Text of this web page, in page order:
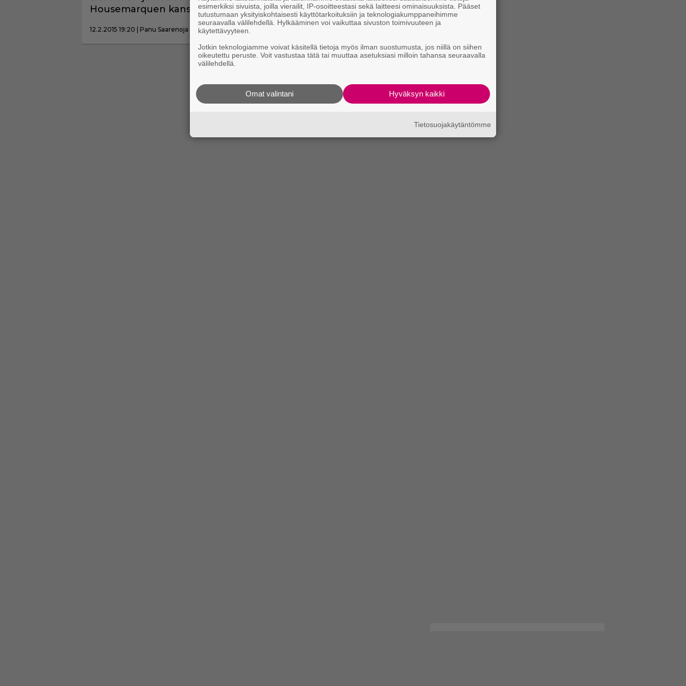
Housemarquen kanssa.
12.2.2015 19:20 | Panu Saarenoja
esimerkiksi sivuista, joilla vierailit, IP-osoitteestasi sekä laitteesi ominaisuuksista. Pääset
tutustumaan yksityiskohtaisesti käyttötarkoituksiin ja teknologiakumppaneihimme
seuraavalla välilehdellä. Hylkääminen voi vaikuttaa sivuston toimivuuteen ja
käytettävyyteen.
Jotkin teknologiamme voivat käsitellä tietoja myös ilman suostumusta, jos niillä on siihen
oikeutettu peruste. Voit vastustaa tätä tai muuttaa asetuksiasi milloin tahansa seuraavalla
välilehdellä.
Hyväksyn kaikki
Omat valintani
Tietosuojakäytäntömme